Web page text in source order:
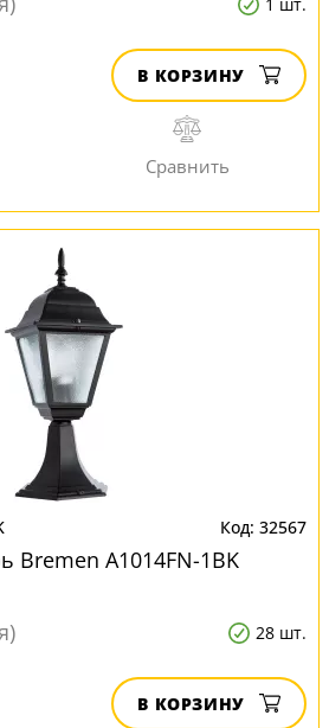
В КОРЗИНУ
32567
Bremen A1014FN-1BK
28 шт.
В КОРЗИНУ